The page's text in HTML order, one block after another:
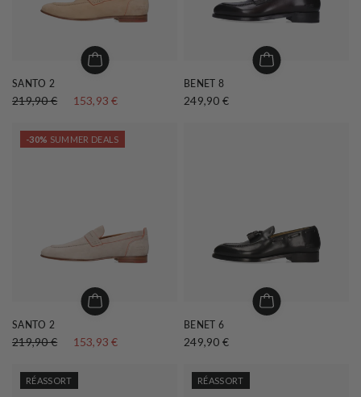
SANTO 2
219,90 € 153,93 €
BENET 8
249,90 €
-30% SUMMER DEALS
SANTO 2
219,90 € 153,93 €
BENET 6
249,90 €
RÉASSORT RÉASSORT